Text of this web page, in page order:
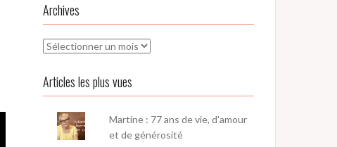
Archives
Archives
Articles les plus vues
Martine : 77 ans de vie, d'amour
et de générosité